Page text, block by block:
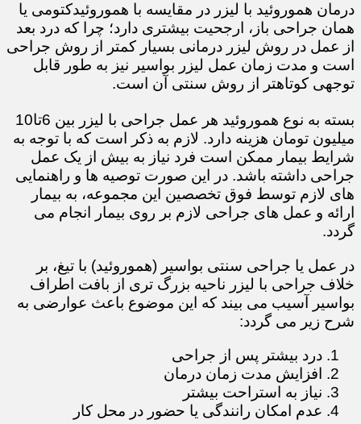
درمان هموروئید با لیزر در مقایسه با هموروئیدکتومی یا
همان جراحی باز، ارجحیت بیشتری دارد؛ چرا که درد بعد
از عمل در روش لیزر درمانی بسیار کمتر از روش جراحی
است و مدت زمان عمل لیزر بواسیر نیز به طور قابل
توجهی کوتاهتر از روش سنتی آن است.
بسته به نوع هموروئید هر عمل جراحی با لیزر بین 6تا10
میلیون تومان هزینه دارد. لازم به ذکر است که با توجه به
شرایط بیمار ممکن است فرد نیاز به بیش از یک عمل
جراحی داشته باشد. در این صورت توصیه ها و راهنمایی
های لازم توسط فوق تخصصین این مجموعه، به بیمار
ارائه و عمل های جراحی لازم بر روی بیمار انجام می
گردد.
در عمل یا جراحی سنتی بواسیر (هموروئید) با تیغ، بر
خلاف جراحی با لیزر ناحیه بزرگ تری از بافت اطراف
بواسیر آسیب می بیند که این موضوع باعث عوارضی به
شرح زیر می گردد:
درد بیشتر پس از جراحی
افزایش مدت زمان درمان
نیاز به استراحت بیشتر
عدم امکان رانندگی یا حضور در محل کار